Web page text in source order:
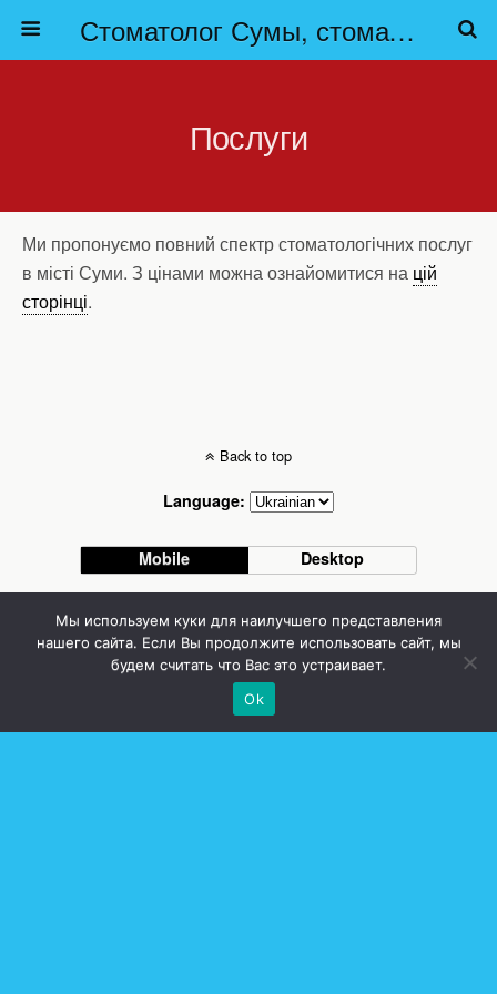
Стоматолог Сумы, стоматологические клиники Сумы, детская стоматология в Сумах. | Частная стоматология Сумы
Послуги
Ми пропонуємо повний спектр стоматологічних послуг
в місті Суми. З цінами можна ознайомитися на цій
сторінці.
Back to top
Language:
Mobile Desktop
Стоматолог Сумы, стоматологические клиники Сумы, детская стоматология в
Сумах. | Частная стоматология Сумы
Мы используем куки для наилучшего представления
нашего сайта. Если Вы продолжите использовать сайт, мы
будем считать что Вас это устраивает.
Ok